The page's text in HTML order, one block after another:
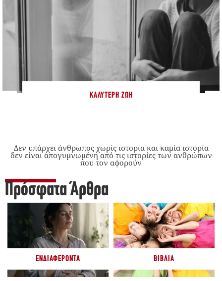
ΚΑΛΎΤΕΡΗ ΖΩΉ
Δεν υπάρχει άνθρωπος χωρίς ιστορία και καμία ιστορία
δεν είναι απογυμνωμένη από τις ιστορίες των ανθρώπων
που τον αφορούν
Πρόσφατα Άρθρα
ΕΝΔΙΑΦΈΡΟΝΤΑ ΒΙΒΛΊΑ